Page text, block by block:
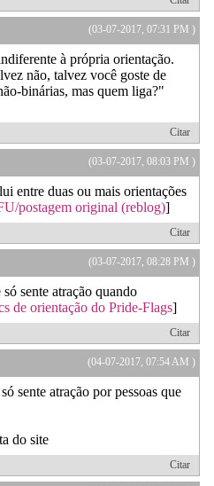
(03-07-2017, 07:31 PM )
à própria orientação.
não, talvez você goste de
binárias, mas quem liga?"
Citar
(03-07-2017, 08:03 PM )
entre duas ou mais orientações
postagem original (reblog)]
Citar
(03-07-2017, 08:28 PM )
sente atração quando
de orientação do Pride-Flags]
Citar
(04-07-2017, 07:54 AM )
sente atração por pessoas que
do site
Citar